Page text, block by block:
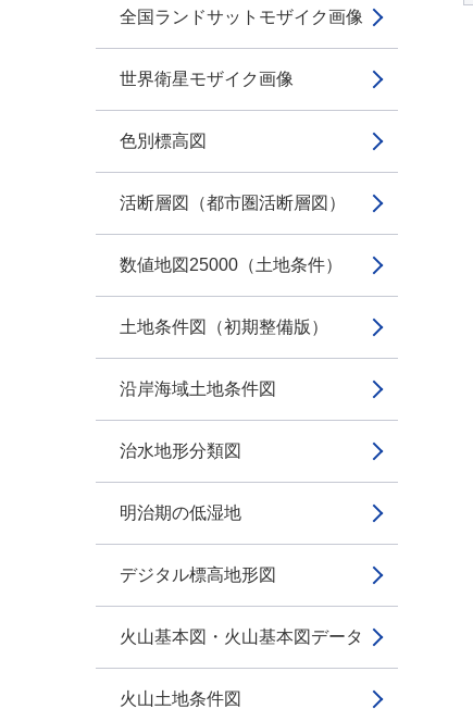
全国ランドサットモザイク画像
世界衛星モザイク画像
色別標高図
活断層図（都市圏活断層図）
数値地図25000（土地条件）
土地条件図（初期整備版）
沿岸海域土地条件図
治水地形分類図
明治期の低湿地
デジタル標高地形図
火山基本図・火山基本図データ
火山土地条件図